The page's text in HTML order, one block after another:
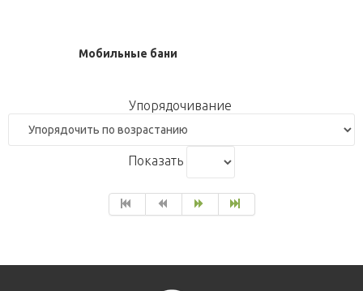
Мобильные бани
Упорядочивание
Показать